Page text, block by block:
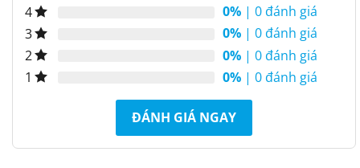
4
0% | 0 đánh giá
3
0% | 0 đánh giá
2
0% | 0 đánh giá
1
0% | 0 đánh giá
ĐÁNH GIÁ NGAY